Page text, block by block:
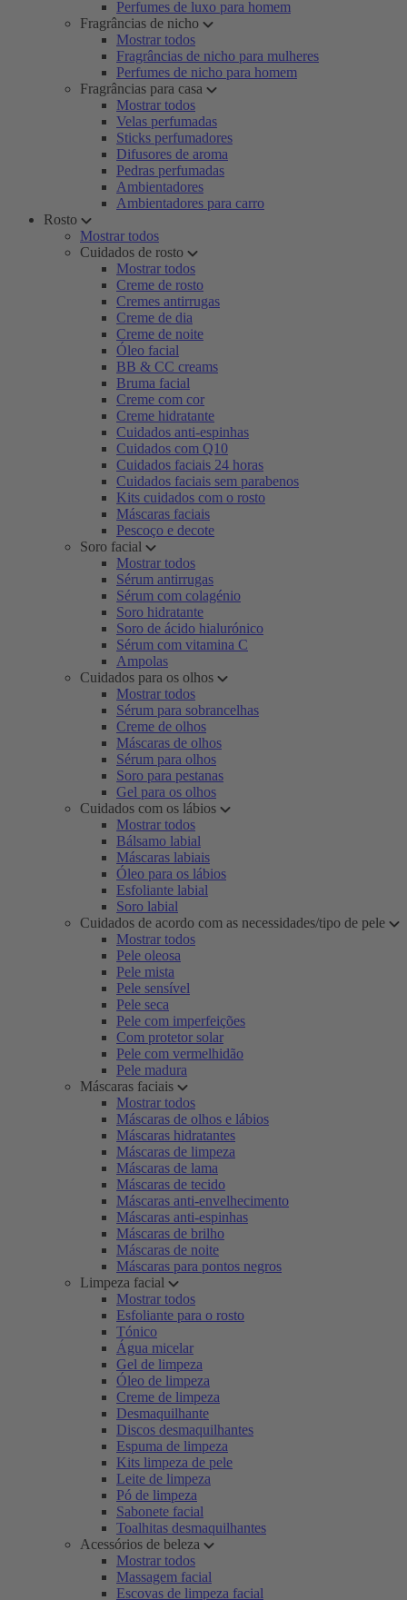
Perfumes de luxo para homem
Fragrâncias de nicho
Mostrar todos
Fragrâncias de nicho para mulheres
Perfumes de nicho para homem
Fragrâncias para casa
Mostrar todos
Velas perfumadas
Sticks perfumadores
Difusores de aroma
Pedras perfumadas
Ambientadores
Ambientadores para carro
Rosto
Mostrar todos
Cuidados de rosto
Mostrar todos
Creme de rosto
Cremes antirrugas
Creme de dia
Creme de noite
Óleo facial
BB & CC creams
Bruma facial
Creme com cor
Creme hidratante
Cuidados anti-espinhas
Cuidados com Q10
Cuidados faciais 24 horas
Cuidados faciais sem parabenos
Kits cuidados com o rosto
Máscaras faciais
Pescoço e decote
Soro facial
Mostrar todos
Sérum antirrugas
Sérum com colagénio
Soro hidratante
Soro de ácido hialurónico
Sérum com vitamina C
Ampolas
Cuidados para os olhos
Mostrar todos
Sérum para sobrancelhas
Creme de olhos
Máscaras de olhos
Sérum para olhos
Soro para pestanas
Gel para os olhos
Cuidados com os lábios
Mostrar todos
Bálsamo labial
Máscaras labiais
Óleo para os lábios
Esfoliante labial
Soro labial
Cuidados de acordo com as necessidades/tipo de pele
Mostrar todos
Pele oleosa
Pele mista
Pele sensível
Pele seca
Pele com imperfeições
Com protetor solar
Pele com vermelhidão
Pele madura
Máscaras faciais
Mostrar todos
Máscaras de olhos e lábios
Máscaras hidratantes
Máscaras de limpeza
Máscaras de lama
Máscaras de tecido
Máscaras anti-envelhecimento
Máscaras anti-espinhas
Máscaras de brilho
Máscaras de noite
Máscaras para pontos negros
Limpeza facial
Mostrar todos
Esfoliante para o rosto
Tónico
Água micelar
Gel de limpeza
Óleo de limpeza
Creme de limpeza
Desmaquilhante
Discos desmaquilhantes
Espuma de limpeza
Kits limpeza de pele
Leite de limpeza
Pó de limpeza
Sabonete facial
Toalhitas desmaquilhantes
Acessórios de beleza
Mostrar todos
Massagem facial
Escovas de limpeza facial